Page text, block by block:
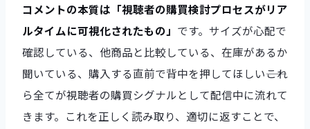
コメントの本質は「視聴者の購買検討プロセスがリア
ルタイムに可視化されたもの」 です。サイズが心配で
確認している、他商品と比較している、在庫があるか
聞いている、購入する直前で背中を押してほしい――これ
ら全てが視聴者の購買シグナルとして配信中に流れて
きます。これを正しく読み取り、適切に返すことで、